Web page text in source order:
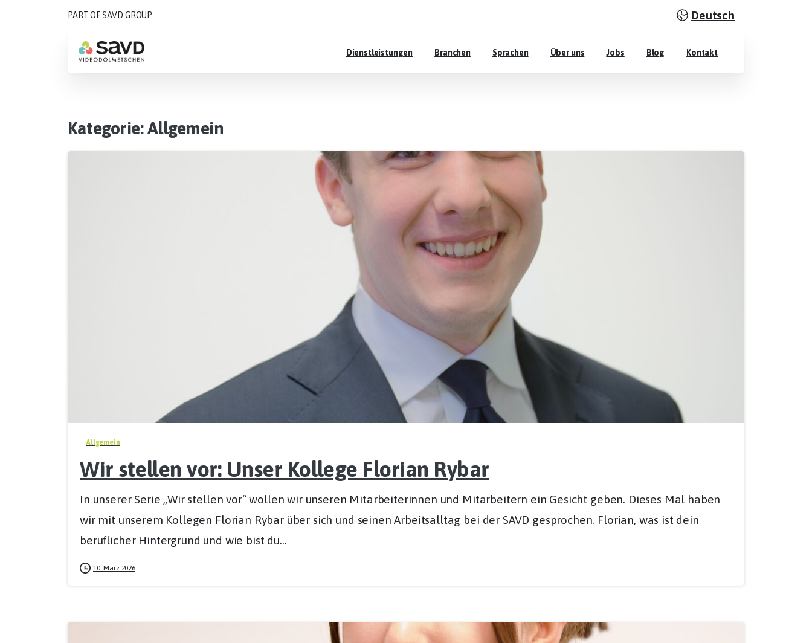
PART OF SAVD GROUP Deutsch
Dienstleistungen Branchen Sprachen Über uns Jobs Blog Kontakt
Kategorie:Allgemein
Allgemein
Wir stellen vor: Unser Kollege Florian Rybar
In unserer Serie „Wir stellen vor“ wollen wir unseren Mitarbeiterinnen und Mitarbeitern ein Gesicht geben. Dieses Mal haben
wir mit unserem Kollegen Florian Rybar über sich und seinen Arbeitsalltag bei der SAVD gesprochen. Florian, was ist dein
beruflicher Hintergrund und wie bist du...
10. März 2026